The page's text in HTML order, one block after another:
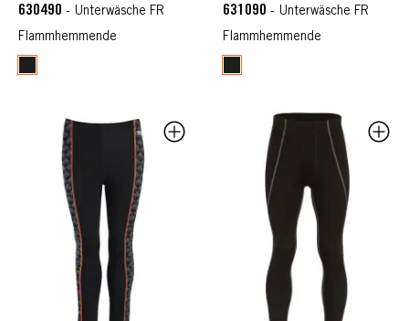
630490 - Unterwäsche FR
Flammhemmende
631090 - Unterwäsche FR
Flammhemmende